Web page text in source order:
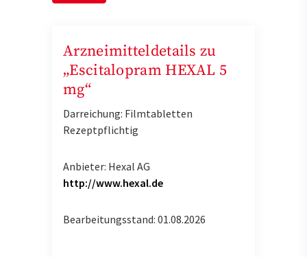
Arzneimitteldetails zu
„Escitalopram HEXAL 5
mg“
Darreichung: Filmtabletten
Rezeptpflichtig
Anbieter: Hexal AG
http://www.hexal.de
Bearbeitungsstand: 01.08.2026